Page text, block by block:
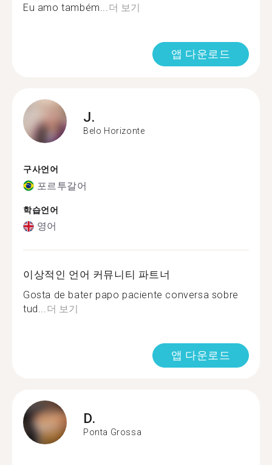
Eu amo também...더 보기
앱 다운로드
J.
Belo Horizonte
구사언어
포르투갈어
학습언어
영어
이상적인 언어 커뮤니티 파트너
Gosta de bater papo paciente conversa sobre
tud...더 보기
앱 다운로드
D.
Ponta Grossa